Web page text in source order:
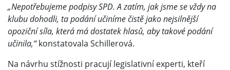
„Nepotřebujeme podpisy SPD. A zatím, jak jsme se vždy na
klubu dohodli, ta podání učiníme čistě jako nejsilnější
opoziční síla, která má dostatek hlasů, aby takové podání
učinila,“konstatovala Schillerová.
Na návrhu stížnosti pracují legislativní experti, kteří